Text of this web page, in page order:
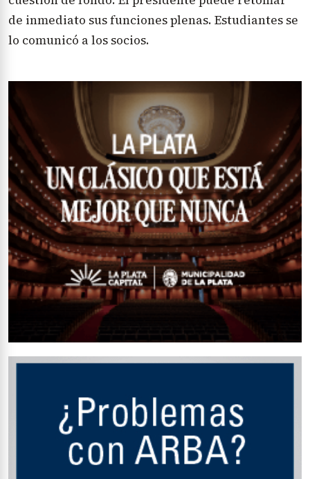
de inmediato sus funciones plenas. Estudiantes se
lo comunicó a los socios.